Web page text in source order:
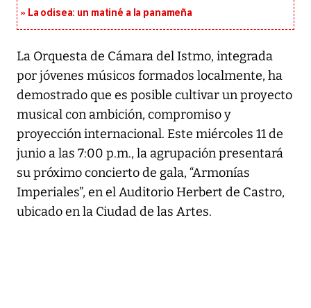
La odisea: un matiné a la panameña
La Orquesta de Cámara del Istmo, integrada
por jóvenes músicos formados localmente, ha
demostrado que es posible cultivar un proyecto
musical con ambición, compromiso y
proyección internacional. Este miércoles 11 de
junio a las 7:00 p.m., la agrupación presentará
su próximo concierto de gala, “Armonías
Imperiales”, en el Auditorio Herbert de Castro,
ubicado en la Ciudad de las Artes.